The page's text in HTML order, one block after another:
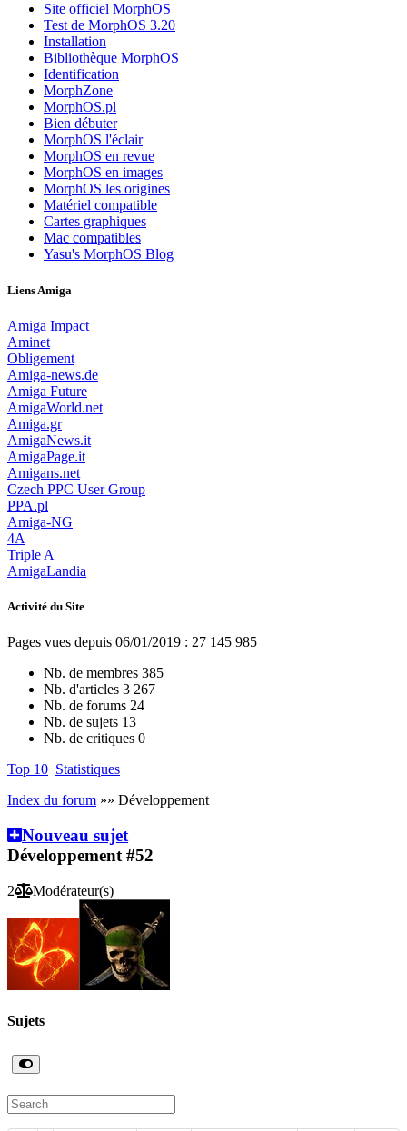
Site officiel MorphOS
Test de MorphOS 3.20
Installation
Bibliothèque MorphOS
Identification
MorphZone
MorphOS.pl
Bien débuter
MorphOS l'éclair
MorphOS en revue
MorphOS en images
MorphOS les origines
Matériel compatible
Cartes graphiques
Mac compatibles
Yasu's MorphOS Blog
Liens Amiga
Amiga Impact
Aminet
Obligement
Amiga-news.de
Amiga Future
AmigaWorld.net
Amiga.gr
AmigaNews.it
AmigaPage.it
Amigans.net
Czech PPC User Group
PPA.pl
Amiga-NG
4A
Triple A
AmigaLandia
Activité du Site
Pages vues depuis 06/01/2019 : 27 145 985
Nb. de membres 385
Nb. d'articles 3 267
Nb. de forums 24
Nb. de sujets 13
Nb. de critiques 0
Top 10 Statistiques
Index du forum »» Développement
Nouveau sujet
Développement #52
2 Modérateur(s)
Sujets